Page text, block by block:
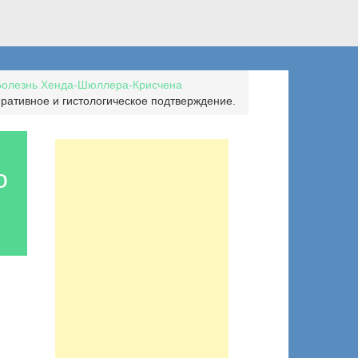
Хенда-Шюллера-Крисчена
и гистологическое подтверждение.